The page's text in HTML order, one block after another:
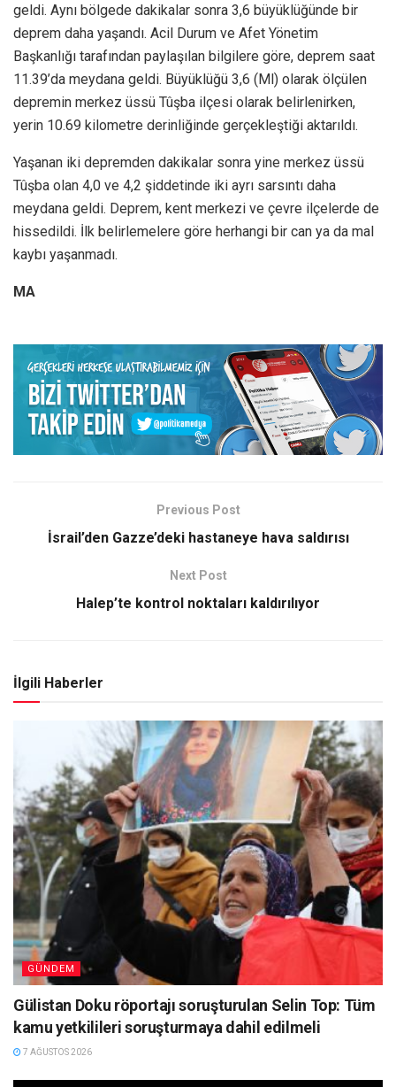
geldi. Aynı bölgede dakikalar sonra 3,6 büyüklüğünde bir
deprem daha yaşandı. Acil Durum ve Afet Yönetim
Başkanlığı tarafından paylaşılan bilgilere göre, deprem saat
11.39’da meydana geldi. Büyüklüğü 3,6 (Ml) olarak ölçülen
depremin merkez üssü Tûşba ilçesi olarak belirlenirken,
yerin 10.69 kilometre derinliğinde gerçekleştiği aktarıldı.
Yaşanan iki depremden dakikalar sonra yine merkez üssü
Tûşba olan 4,0 ve 4,2 şiddetinde iki ayrı sarsıntı daha
meydana geldi. Deprem, kent merkezi ve çevre ilçelerde de
hissedildi. İlk belirlemelere göre herhangi bir can ya da mal
kaybı yaşanmadı.
MA
Previous Post
İsrail’den Gazze’deki hastaneye hava saldırısı
Next Post
Halep’te kontrol noktaları kaldırılıyor
İlgili Haberler
GÜNDEM
Gülistan Doku röportajı soruşturulan Selin Top: Tüm
kamu yetkilileri soruşturmaya dahil edilmeli
7 AĞUSTOS 2026